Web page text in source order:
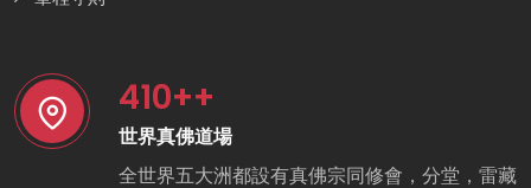
410++
世界真佛道場
全世界五大洲都設有真佛宗同修會，分堂，雷藏